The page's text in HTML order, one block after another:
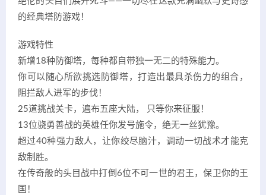
的经典塔防游戏！
游戏特性
新增18种防御塔，每种都自带独一无二的特殊能力。
你可以随心所欲挑选防御塔，打造出最具杀伤力的组合，
阻拦敌人进军的步伐！
25道挑战关卡，遍布五座大陆， 只等你来征服！
13位骁勇善战的英雄任你发号施令，绝无一丝犹豫。
超过40种强力敌人，让你绞尽脑汁，调动一切战术才能克
敌制胜。
在传奇般的头目战中打倒6位不可一世的君王，保卫你的王
国！